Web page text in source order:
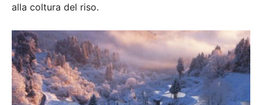
alla coltura del riso.